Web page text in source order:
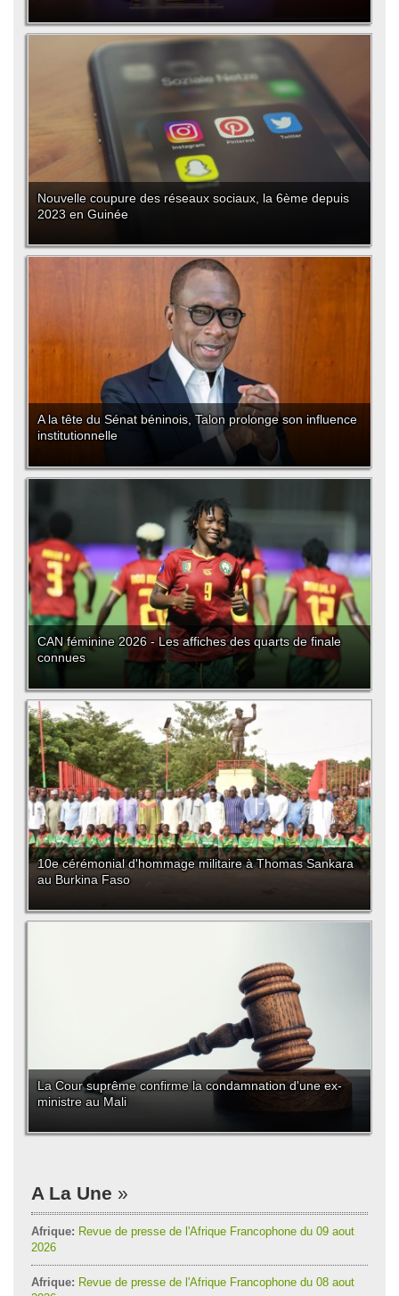
Nouvelle coupure des réseaux sociaux, la 6ème depuis
2023 en Guinée
A la tête du Sénat béninois, Talon prolonge son influence
institutionnelle
CAN féminine 2026 - Les affiches des quarts de finale
connues
10e cérémonial d'hommage militaire à Thomas Sankara
au Burkina Faso
La Cour suprême confirme la condamnation d'une ex-
ministre au Mali
A La Une
Afrique: Revue de presse de l'Afrique Francophone du 09 aout
2026
Afrique: Revue de presse de l'Afrique Francophone du 08 aout